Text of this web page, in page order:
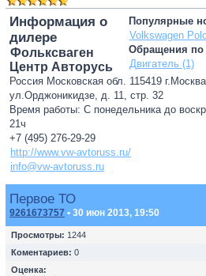
Популярные
Volkswagen
Обращения по
Двигатель (1)
Информация о
дилере
Фольксваген
Центр Авторусь
Россия Московская обл. 115419
ул.Орджоникидзе, д. 11, стр. 32
Время работы: С понедельника до
21ч
+7 (495) 276-29-29
http://www.vw-avtoruss.ru/
info@vw-avtoruss.ru
Первое ТО
9261673757 • 30 июн 2013, 19:50
Просмотры: 1244
Коментариев: 0
Оценка: